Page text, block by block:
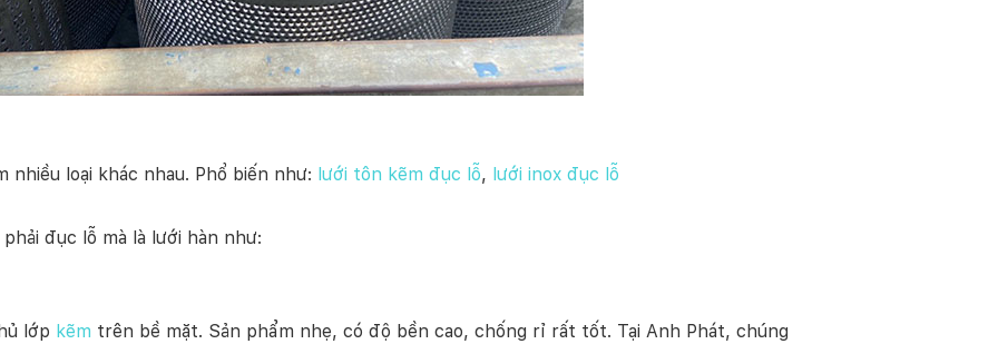
nhiều loại khác nhau. Phổ biến như: lưới tôn kẽm đục lỗ, lưới inox đục lỗ
đục lỗ mà là lưới hàn như:
lớp kẽm trên bề mặt. Sản phẩm nhẹ, có độ bền cao, chống rỉ rất tốt. Tại Anh Phát, chúng